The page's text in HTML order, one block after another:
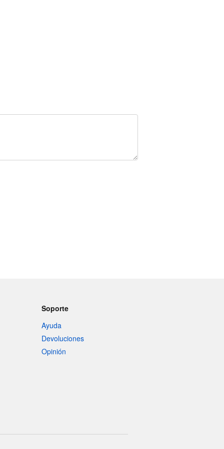
Soporte
Ayuda
Devoluciones
Opinión